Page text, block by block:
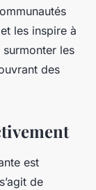
les inspire à
les
des
est
de